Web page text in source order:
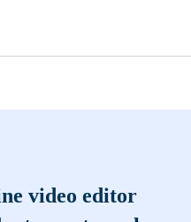
video editor